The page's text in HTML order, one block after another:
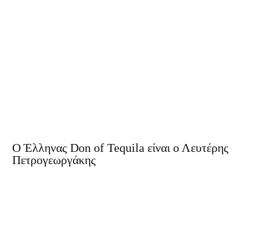
O Έλληνας Don of Tequila είναι ο Λευτέρης
Πετρογεωργάκης